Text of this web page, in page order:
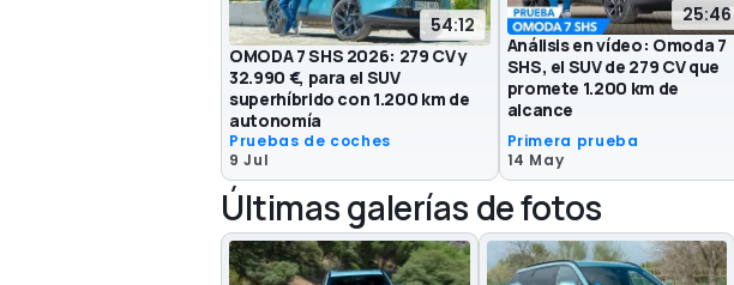
54:12
OMODA 7 SHS 2026: 279 CV y
32.990 €, para el SUV
superhíbrido con 1.200 km de
autonomía
Pruebas de coches
9 Jul
25:46
Análisis en vídeo: Omoda 7
SHS, el SUV de 279 CV que
promete 1.200 km de
alcance
Primera prueba
14 May
Últimas galerías de fotos